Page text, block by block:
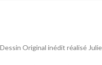
Dessin Original inédit réalisé